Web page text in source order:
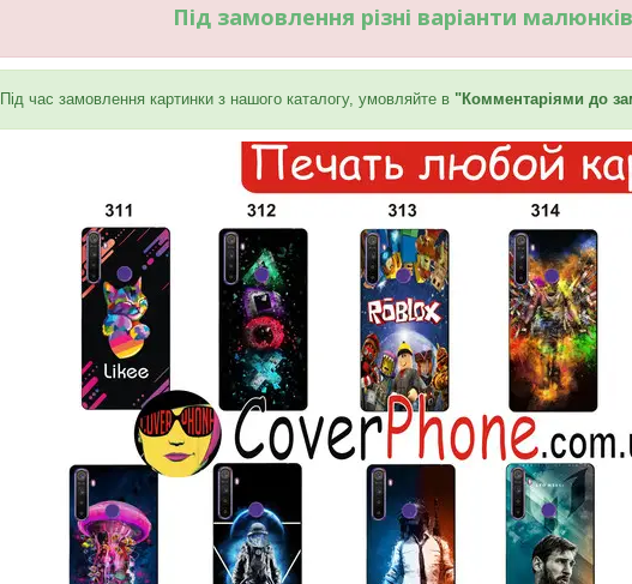
Під замовлення різні варіанти
Під час замовлення картинки з нашого каталогу, умовляйте в "Комментаріями до